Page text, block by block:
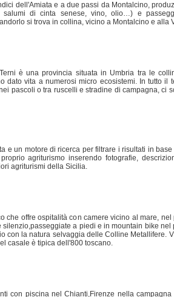
dell'Amiata e a due passi da Montalcino,
di cinta senese, vino, olio…) e
si trova in collina, vicino a Montalcino e alla
è una provincia situata in Umbria tra le
vita a numerosi micro ecosistemi. In tutto il
pascoli o tra ruscelli e stradine di campagna, ci
e un motore di ricerca per filtrare i risultati in
agriturismo inserendo fotografie,
agriturismi della Sicilia.
che offre ospitalità con camere vicino al mare,
a piedi e in mountain bike
la natura selvaggia delle Colline Metallifere.
casale è tipica dell'800 toscano.
con piscina nel Chianti,Firenze nella campagna